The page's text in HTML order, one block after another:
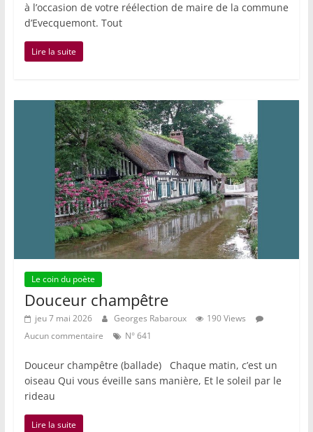
à l’occasion de votre réélection de maire de la commune
d’Evecquemont. Tout
Lire la suite
Le coin du poète
Douceur champêtre
jeu 7 mai 2026 Georges Rabaroux
190 Views
Aucun commentaire
N° 641
Douceur champêtre (ballade) Chaque matin, c’est un
oiseau Qui vous éveille sans manière, Et le soleil par le
rideau
Lire la suite